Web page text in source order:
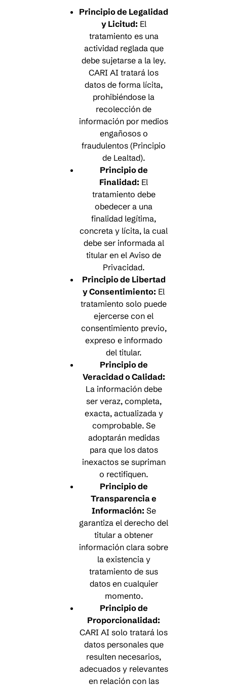
Principio de Legalidad
y Licitud: El
tratamiento es una
actividad reglada que
debe sujetarse a la ley.
CARI AI tratará los
datos de forma lícita,
prohibiéndose la
recolección de
información por medios
engañosos o
fraudulentos (Principio
de Lealtad).
Principio de
Finalidad: El
tratamiento debe
obedecer a una
finalidad legítima,
concreta y lícita, la cual
debe ser informada al
titular en el Aviso de
Privacidad.
Principio de Libertad
y Consentimiento: El
tratamiento solo puede
ejercerse con el
consentimiento previo,
expreso e informado
del titular.
Principio de
Veracidad o Calidad:
La información debe
ser veraz, completa,
exacta, actualizada y
comprobable. Se
adoptarán medidas
para que los datos
inexactos se supriman
o rectifiquen.
Principio de
Transparencia e
Información: Se
garantiza el derecho del
titular a obtener
información clara sobre
la existencia y
tratamiento de sus
datos en cualquier
momento.
Principio de
Proporcionalidad:
CARI AI solo tratará los
datos personales que
resulten necesarios,
adecuados y relevantes
en relación con las